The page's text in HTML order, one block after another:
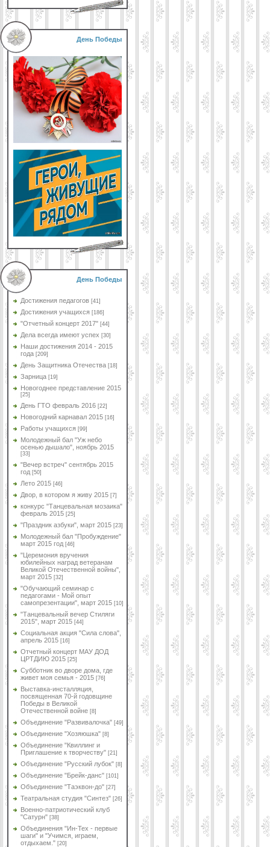
День Победы
День Победы
Достижения педагогов [41]
Достижения учащихся [186]
"Отчетный концерт 2017" [44]
Дела всегда имеют успех [30]
Наши достижения 2014 - 2015
года [209]
День Защитника Отечества [18]
Зарница [19]
Новогоднее представление 2015
[25]
День ГТО февраль 2016 [22]
Новогодний карнавал 2015 [16]
Работы учащихся [99]
Молодежный бал "Уж небо
осенью дышало", ноябрь 2015
[33]
"Вечер встреч" сентябрь 2015
год [50]
Лето 2015 [46]
Двор, в котором я живу 2015 [7]
конкурс "Танцевальная мозаика"
февраль 2015 [25]
"Праздник азбуки", март 2015 [23]
Молодежный бал "Пробуждение"
март 2015 год [46]
"Церемония вручения
юбилейных наград ветеранам
Великой Отечественной войны",
март 2015 [32]
"Обучающий семинар с
педагогами - Мой опыт
самопрезентации", март 2015 [10]
"Танцевальный вечер Стиляги
2015", март 2015 [44]
Социальная акция "Сила слова",
апрель 2015 [16]
Отчетный концерт МАУ ДОД
ЦРТДИЮ 2015 [25]
Субботник во дворе дома, где
живет моя семья - 2015 [76]
Выставка-инсталляция,
посвященная 70-й годовщине
Победы в Великой
Отечественной войне [8]
Объединение "Развивалочка" [49]
Объединение "Хозяюшка" [8]
Объединение "Квиллинг и
Приглашение к творчеству" [21]
Объединение "Русский лубок" [8]
Объединение "Брейк-данс" [101]
Объединение "Таэквон-до" [27]
Театральная студия "Синтез" [26]
Военно-патриотический клуб
"Сатурн" [38]
Объединения "Ин-Тех - первые
шаги" и "Учимся, играем,
отдыхаем." [20]